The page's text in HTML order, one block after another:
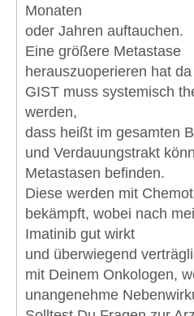
Monaten
oder Jahren auftauchen.
Eine größere Metastase
herauszuoperieren hat
GIST muss systemisch
werden,
dass heißt im gesamten
und Verdauungstrakt
Metastasen befinden.
Diese werden mit
bekämpft, wobei nach
Imatinib gut wirkt
und überwiegend
mit Deinem Onkologen,
unangenehme